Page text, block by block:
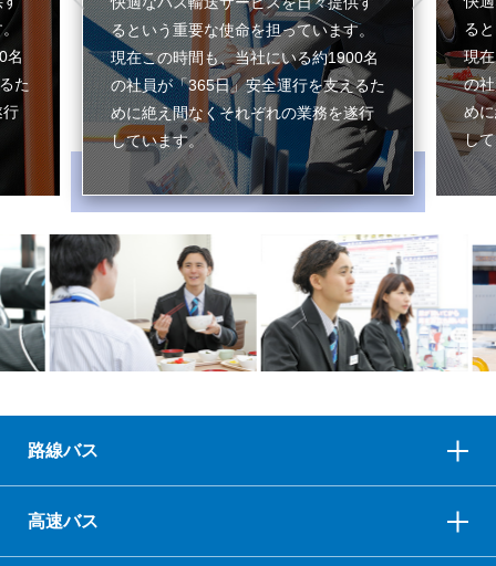
名
た
行
るという重要な使命を担っています。
現在この時間も、当社にいる約1900名
の社員が「365日」安全運行を支えるた
めに絶え間なくそれぞれの業務を遂行
しています。
る
現
の
め
し
路線バス
高速バス